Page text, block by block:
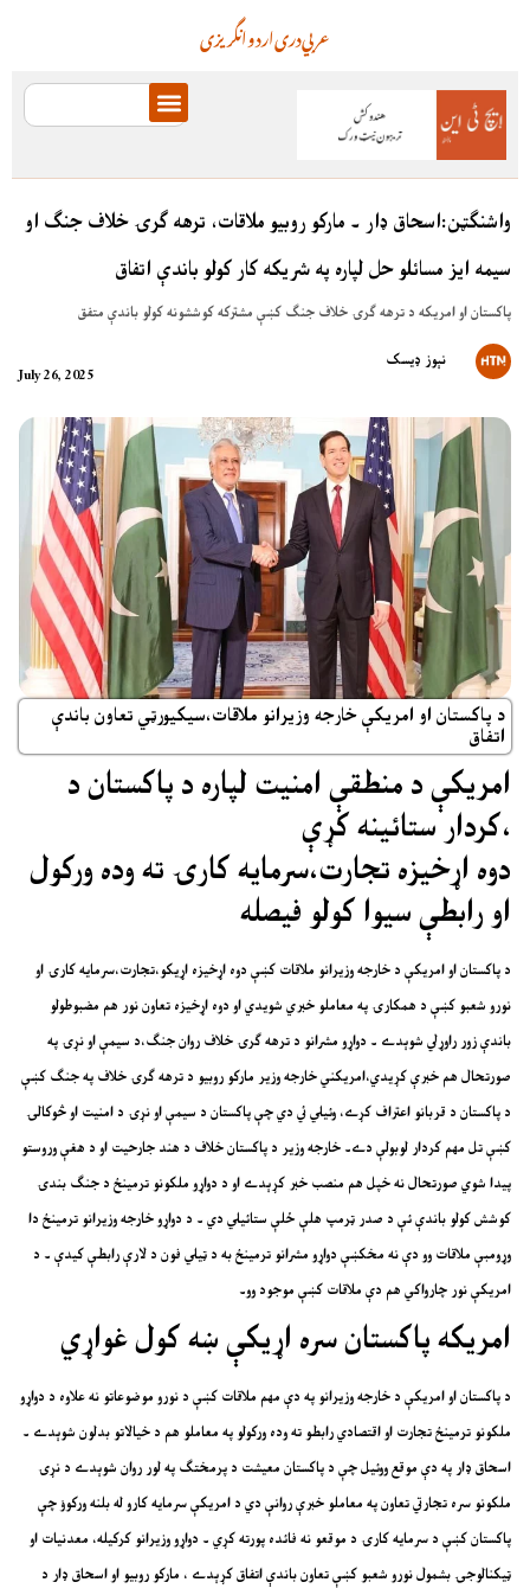
انگریزیاردودریعربي
واشنګټن:اسحاق ډار ۔ مارکو روبيو ملاقات، ترهه ګرۍ خلاف جنګ او
سيمه ايز مسائلو حل لپاره په شريکه کار کولو باندې اتفاق
پاکستان او امريکه د ترهه ګرۍ خلاف جنګ کښې مشترکه کوششونه کولو باندې متفق
July 26, 2025
نېوز ډیسک
د پاکستان او امريکې خارجه وزيرانو ملاقات،سيکيورټي تعاون باندې
اتفاق
امريکې د منطقې امنيت لپاره د پاکستان د
کردار ستائينه کړې،
دوه اړخيزه تجارت،سرمايه کارۍ ته وده ورکول
او رابطې سيوا کولو فيصله
د پاکستان او امريکې د خارجه وزيرانو ملاقات کښې دوه اړخيزه اړيکو،تجارت،سرمايه کارۍ او
نورو شعبو کښې د همکارۍ په معاملو خبري شويدي او دوه اړخيزه تعاون نور هم مضبوطولو
باندې زور راوړلي شوېدے ۔ دواړو مشرانو د ترهه ګرۍ خلاف روان جنګ،د سيمې او نړۍ په
صورتحال هم خبرې کړيدي،امريکني خارجه وزير مارکو روبيو د ترهه ګرۍ خلاف په جنګ کښې
د پاکستان د قربانو اعتراف کړے، وئيلي ئي دي چې پاکستان د سيمې او نړۍ د امنيت او څوکالۍ
کښې تل مهم کردار لوبولې دے۔ خارجه وزير د پاکستان خلاف د هند جارحيت او د هغې وروستو
پيدا شوي صورتحال نه خپل هم منصب خبر کړېدے او د دواړو ملکونو ترمينځ د جنګ بندۍ
کوشش کولو باندې ئې د صدر ټرمپ هلې ځلې ستائيلي دي ۔ د دواړو خارجه وزيرانو ترمينځ دا
وړومبې ملاقات وو دې نه مخکښې دواړو مشرانو ترمينځ به د ټيلي فون د لارې رابطې کيدې ۔ د
امريکې نور چارواکي هم دې ملاقات کښې موجود وو۔
امريکه پاکستان سره اړيکې ښه کول غواړي
د پاکستان او امريکې د خارجه وزيرانو په دې مهم ملاقات کښې د نورو موضوعاتو نه علاوه د دواړو
ملکونو ترمينځ تجارت او اقتصادي رابطو ته وده ورکولو په معاملو هم د خيالاتو بدلون شوېدے ۔
اسحاق ډار په دې موقع ووئيل چې د پاکستان معيشت د پرمختګ په لور روان شوېدے د نړۍ
ملکونو سره تجارتي تعاون په معاملو خبرې روانې دي د امريکې سرمايه کارو له بلنه ورکوؤ چې
پاکستان کښې د سرمايه کارۍ د موقعو نه فائده پورته کړي ۔ دواړو وزيرانو کرکيله، معدنيات او
ټيکنالوجۍ بشمول نورو شعبو کښې تعاون باندې اتفاق کړېدے ، مارکو روبيو او اسحاق ډار د